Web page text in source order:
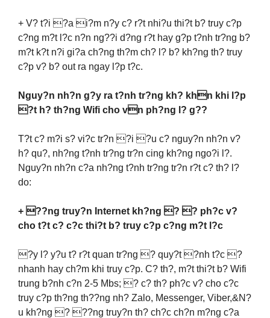
+ V? t?i ?a i?m n?y c? r?t nhi?u thi?t b? truy c?p
c?ng m?t l?c n?n ng??i d?ng r?t hay g?p t?nh tr?ng b?
m?t k?t n?i gi?a ch?ng th?m ch? l? b? kh?ng th? truy
c?p v? b? out ra ngay l?p t?c.
Nguy?n nh?n g?y ra t?nh tr?ng kh? khn khi l?p
?t h? th?ng Wifi cho vn ph?ng l? g??
T?t c? m?i s? vi?c tr?n ?i ?u c? nguy?n nh?n v?
h? qu?, nh?ng t?nh tr?ng tr?n cing kh?ng ngo?i l?.
Nguy?n nh?n c?a nh?ng t?nh tr?ng tr?n r?t c? th? l?
do:
+ ??ng truy?n Internet kh?ng ? ? ph?c v?
cho t?t c? c?c thi?t b? truy c?p c?ng m?t l?c
?y l? y?u t? r?t quan tr?ng ? quy?t ?nh t?c ?
nhanh hay ch?m khi truy c?p. C? th?, m?t thi?t b? Wifi
trung b?nh c?n 2-5 Mbs; ? c? th? ph?c v? cho c?c
truy c?p th?ng th??ng nh? Zalo, Messenger, Viber,&N?
u kh?ng ? ??ng truy?n th? ch?c ch?n m?ng c?a